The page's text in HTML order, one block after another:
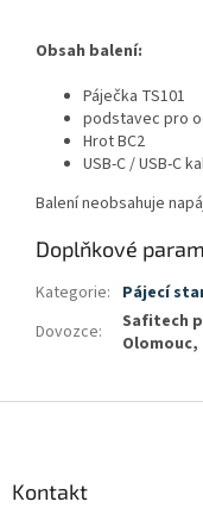
Obsah balení:
Páječka TS101
podstavec pro
Hrot BC2
USB-C / USB-C
Balení neobsahuje
Doplňkové
Kategorie: Pájecí
Dovozce:
Safitech
Kontakt